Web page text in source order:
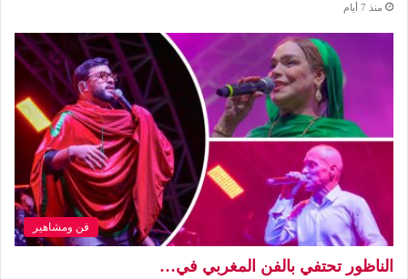
منذ 7 أيام
فن ومشاهير
الناظور تحتفي بالفن المغربي في…